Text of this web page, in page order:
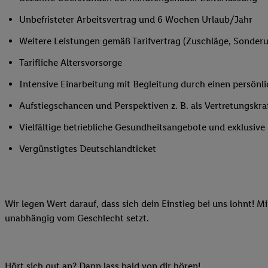
Unbefristeter Arbeitsvertrag und 6 Wochen Urlaub/Jahr
Weitere Leistungen gemäß Tarifvertrag (Zuschläge,
Tarifliche Altersvorsorge
Intensive Einarbeitung mit Begleitung durch einen
Aufstiegschancen und Perspektiven z. B. als
Vielfältige betriebliche Gesundheitsangebote und
Vergünstigtes Deutschlandticket
Wir legen Wert darauf, dass sich dein Einstieg bei uns lohnt!
unabhängig vom Geschlecht setzt.
Hört sich gut an? Dann lass bald von dir hören!
auch Ihre in einen
Zudem erlauben Sie
Adresse und einer
Lidl-Diensten zu
werden, die von
Durch einen Klick